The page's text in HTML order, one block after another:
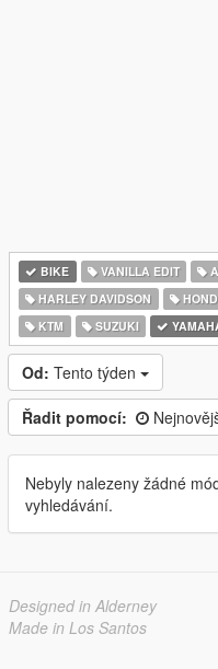
BIKE VANILLA EDIT
HARLEY DAVIDSON
KTM
SUZUKI
Od: Tento týden
Řadit pomocí:
Nebyly nalezeny žádné
vyhledávání.
Designed in Alderney
Made in Los Santos